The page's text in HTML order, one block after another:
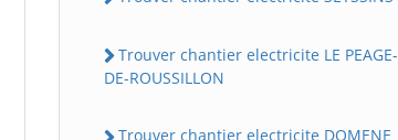
Trouver chantier electricite LE PEAGE-
DE-ROUSSILLON
Trouver chantier electricite DOMENE